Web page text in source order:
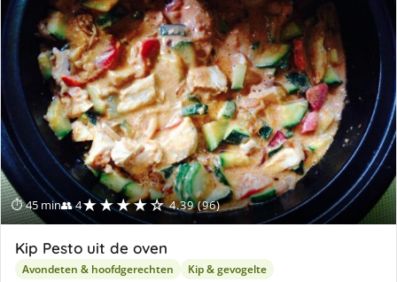
⏱ 45 min👥 4★★★★☆ 4.39 (96)
Kip Pesto uit de oven
Avondeten & hoofdgerechten Kip & gevogelte